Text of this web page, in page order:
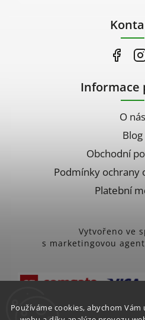
Používáme cookies, abychom
Informace
O nás
Blog
Obchodní
Podmínky ochrany
Platební
Vytvořeno ve
s marketingovou
Platební brána